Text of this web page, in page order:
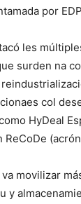
por
les
surden na
col
HyDeal
va movilizar
y